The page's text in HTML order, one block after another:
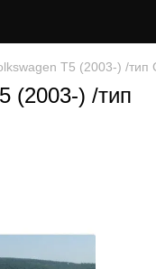
T5 (2003-) /тип
(2003-) /тип